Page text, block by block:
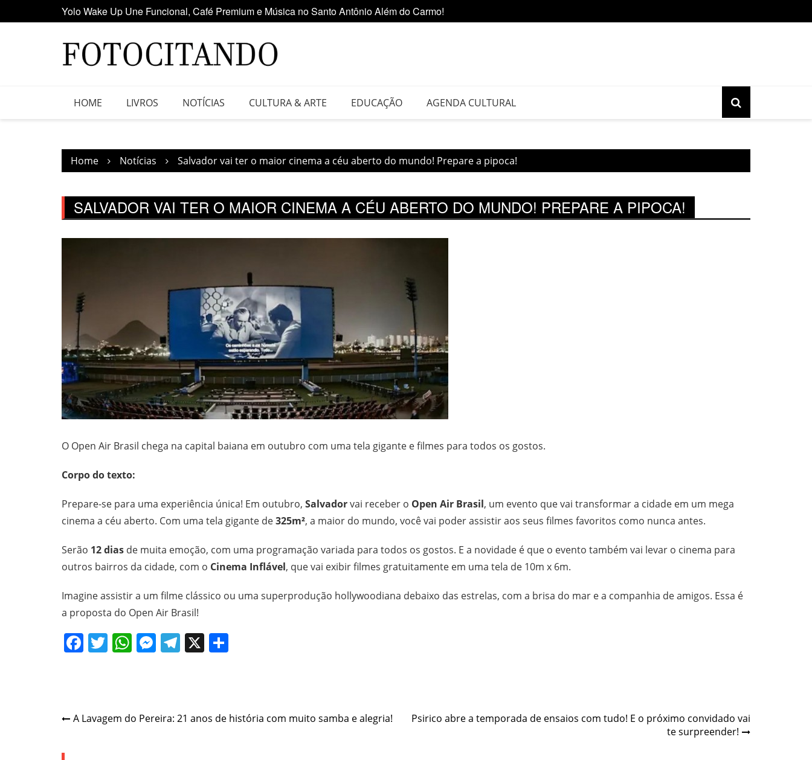
to
Yolo Wake Up Une Funcional, Café Premium e Música no Santo Antônio Além do Carmo!
Maior clube de vinil da América Latina participa da Feira do Vinil no Shopping Center Lapa
HOME LIVROS NOTÍCIAS CULTURA & ARTE EDUCAÇÃO AGENDA CULTURAL
Home Notícias Salvador vai ter o maior cinema a céu aberto do mundo! Prepare a pipoca!
SALVADOR VAI TER O MAIOR CINEMA A CÉU ABERTO DO MUNDO! PREPARE A PIPOCA!
O Open Air Brasil chega na capital baiana em outubro com uma tela gigante e filmes para todos os gostos.
Corpo do texto:
Prepare-se para uma experiência única! Em outubro, Salvadorvai receber o Open Air Brasil, um evento que vai transformar a cidade em um mega
cinema a céu aberto. Com uma tela gigante de325m², a maior do mundo, você vai poder assistir aos seus filmes favoritos como nunca antes.
Serão 12 dias de muita emoção, com uma programação variada para todos os gostos. E a novidade é que o evento também vai levar o cinema para
outros bairros da cidade, com o Cinema Inflável, que vai exibir filmes gratuitamente em uma tela de 10m x 6m.
Imagine assistir a um filme clássico ou uma superprodução hollywoodiana debaixo das estrelas, com a brisa do mar e a companhia de amigos. Essa é
a proposta do Open Air Brasil!
Facebook
Twitter
WhatsApp
Messenger
Telegram
X
Post
A Lavagem do Pereira: 21 anos de história com muito samba e alegria!
Psirico abre a temporada de ensaios com tudo! E o próximo convidado vai
te surpreender!